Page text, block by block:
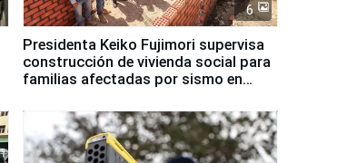
6
Presidenta Keiko Fujimori supervisa
construcción de vivienda social para
familias afectadas por sismo en